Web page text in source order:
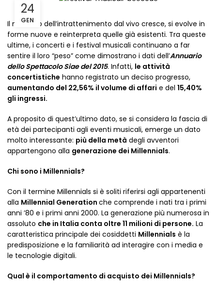
24
GEN
Il mercato dell’intrattenimento dal vivo cresce, si evolve in
forme nuove e reinterpreta quelle già esistenti. Tra queste
ultime, i concerti e i festival musicali continuano a far
sentire il loro “peso” come dimostrano i dati dell’Annuario
dello Spettacolo Siae del 2015. Infatti, le attività
concertistiche hanno registrato un deciso progresso,
aumentando del 22,56% il volume di affari e del 15,40%
gli ingressi.
A proposito di quest’ultimo dato, se si considera la fascia di
età dei partecipanti agli eventi musicali, emerge un dato
molto interessante: più della metà degli avventori
appartengono alla generazione dei Millennials.
Chi sono i Millennials?
Con il termine Millennials si è soliti riferirsi agli appartenenti
alla Millennial Generation che comprende i nati tra i primi
anni ’80 e i primi anni 2000. La generazione più numerosa in
assoluto che in Italia conta oltre 11 milioni di persone. La
caratteristica principale dei cosiddetti Millennials è la
predisposizione e la familiarità ad interagire con i media e
le tecnologie digitali.
Qual è il comportamento di acquisto dei Millennials?